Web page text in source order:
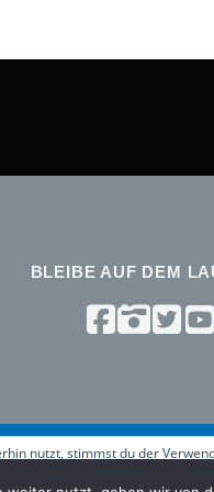
BLEIBE AUF DEM
nutzt, stimmst du der